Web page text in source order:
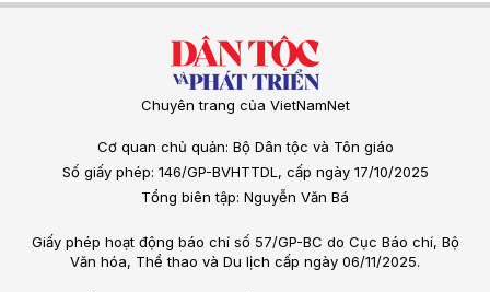
Chuyên trang của VietNamNet
Cơ quan chủ quản: Bộ Dân tộc và Tôn giáo
Số giấy phép: 146/GP-BVHTTDL, cấp ngày 17/10/2025
Tổng biên tập: Nguyễn Văn Bá
Giấy phép hoạt động báo chí số 57/GP-BC do Cục Báo chí, Bộ
Văn hóa, Thể thao và Du lịch cấp ngày 06/11/2025.